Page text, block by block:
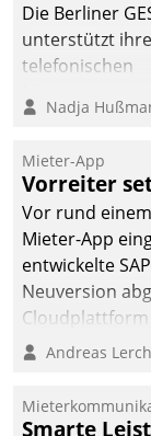
Die Berliner
unterstützt
telefonischen
digitalen
passende
Schlagworte
Eine intuitive
Dialogführung
dem externen
Serviceteam,
Mietenden
effizienter zu
Nadja
Mieter-App
Vorreiter
Vor rund
Mieter-App
entwickelte
Neuversion
die
integrieren.
Andreas
Smarte